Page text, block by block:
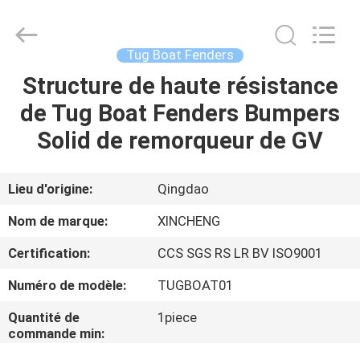
MAISON
PRODUITS
VR
SHOW
A
PROPOS
DE
Products
Reserved.
Tug Boat Fenders
Structure de haute résistance
de Tug Boat Fenders Bumpers
Solid de remorqueur de GV
Lieu d'origine:
Qingdao
Nom de marque:
XINCHENG
Certification:
CCS SGS RS LR BV ISO9001
Numéro de modèle:
TUGBOAT01
Quantité de
commande min:
1piece